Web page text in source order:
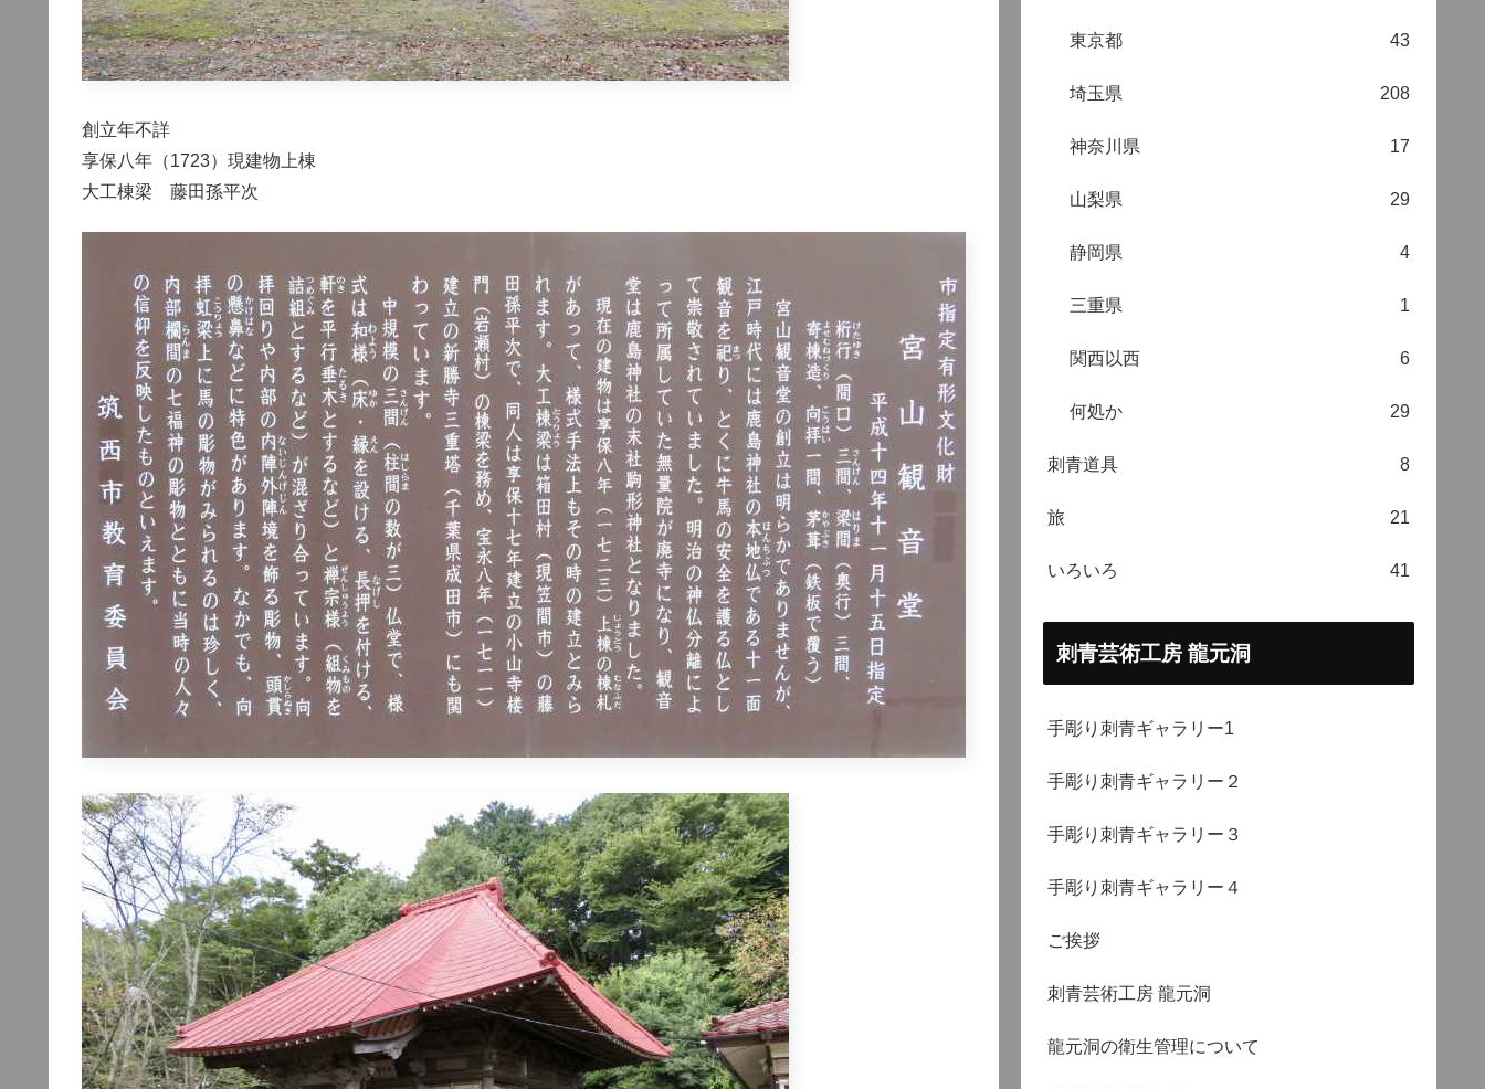
創立年不詳
享保八年（1723）現建物上棟
大工棟梁 藤田孫平次
東京都 43
埼玉県 208
神奈川県 17
山梨県 29
静岡県 4
三重県 1
関西以西 6
何処か 29
刺青道具 8
旅 21
いろいろ 41
刺青芸術工房 龍元洞
手彫り刺青ギャラリー1
手彫り刺青ギャラリー２
手彫り刺青ギャラリー３
手彫り刺青ギャラリー４
ご挨拶
刺青芸術工房 龍元洞
龍元洞の衛生管理について